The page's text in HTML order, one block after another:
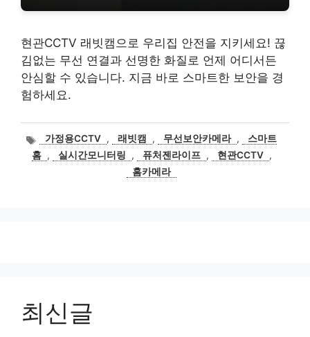
현관CCTV 래빗캠으로 우리집 안전을 지키세요! 끊
김없는 무선 연결과 선명한 화질로 언제 어디서든
안심할 수 있습니다. 지금 바로 스마트한 보안을 경
험하세요.
태
그
가정용CCTV , 래빗캠 , 무선보안카메라 ,
스마트
홈 , 실시간모니터링 , 퓨처젠라이프 , 현관CCTV ,
홈카메라
최신글